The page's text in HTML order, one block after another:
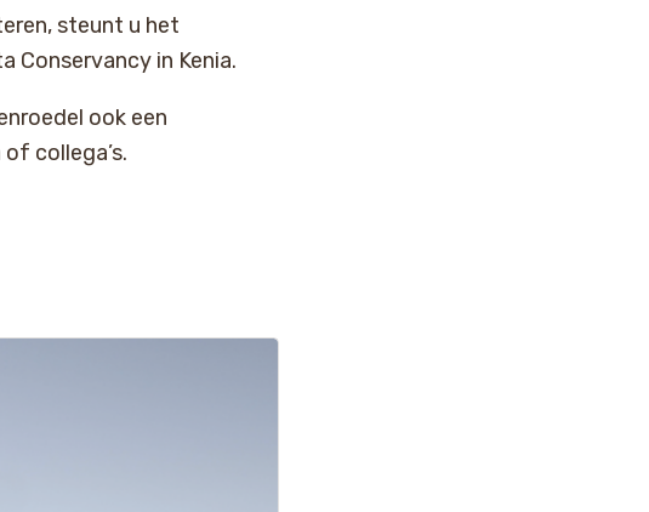
steunt u het
Conservancy in Kenia.
ook een
collega’s.